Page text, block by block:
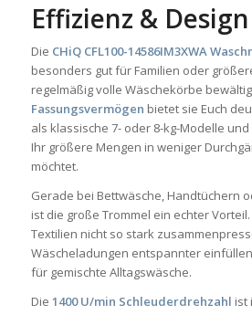
Effizienz & Design
Die CHiQ CFL100-14586IM3XWA
besonders gut für Familien oder
regelmäßig volle Wäschekörbe
Fassungsvermögen bietet sie Euch
als klassische 7- oder 8-kg-Modelle
Ihr größere Mengen in weniger
möchtet.
Gerade bei Bettwäsche, Handtüchern
ist die große Trommel ein echter
Textilien nicht so stark
Wäscheladungen entspannter
für gemischte Alltagswäsche.
Die 1400 U/min Schleuderdrehzahl ist